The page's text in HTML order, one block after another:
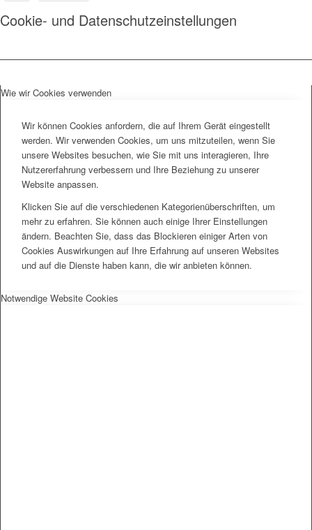
Cookie- und Datenschutzeinstellungen
Wie wir Cookies verwenden
Wir können Cookies anfordern, die auf Ihrem Gerät eingestellt
werden. Wir verwenden Cookies, um uns mitzuteilen, wenn Sie
unsere Websites besuchen, wie Sie mit uns interagieren, Ihre
Nutzererfahrung verbessern und Ihre Beziehung zu unserer
Website anpassen.
Klicken Sie auf die verschiedenen Kategorienüberschriften, um
mehr zu erfahren. Sie können auch einige Ihrer Einstellungen
ändern. Beachten Sie, dass das Blockieren einiger Arten von
Cookies Auswirkungen auf Ihre Erfahrung auf unseren Websites
und auf die Dienste haben kann, die wir anbieten können.
Notwendige Website Cookies